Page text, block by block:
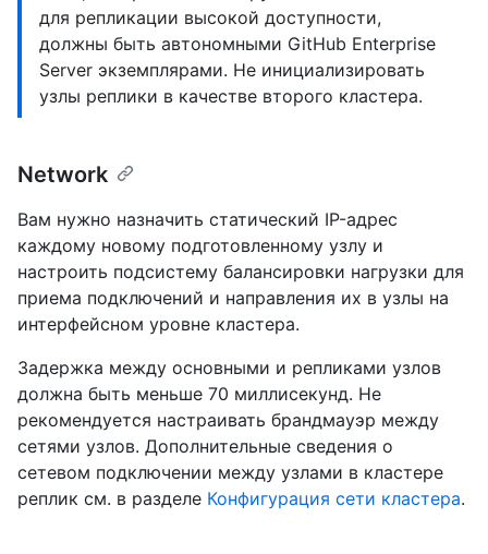
для репликации высокой доступности,
должны быть автономными GitHub Enterprise
Server экземплярами. Не инициализировать
узлы реплики в качестве второго кластера.
Network
Вам нужно назначить статический IP-адрес
каждому новому подготовленному узлу и
настроить подсистему балансировки нагрузки для
приема подключений и направления их в узлы на
интерфейсном уровне кластера.
Задержка между основными и репликами узлов
должна быть меньше 70 миллисекунд. Не
рекомендуется настраивать брандмауэр между
сетями узлов. Дополнительные сведения о
сетевом подключении между узлами в кластере
реплик см. в разделе Конфигурация сети кластера.